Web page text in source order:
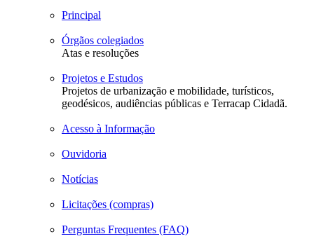
Principal
Órgãos colegiados
Atas e resoluções
Projetos e Estudos
Projetos de urbanização e mobilidade, turísticos,
geodésicos, audiências públicas e Terracap Cidadã.
Acesso à Informação
Ouvidoria
Notícias
Licitações (compras)
Perguntas Frequentes (FAQ)